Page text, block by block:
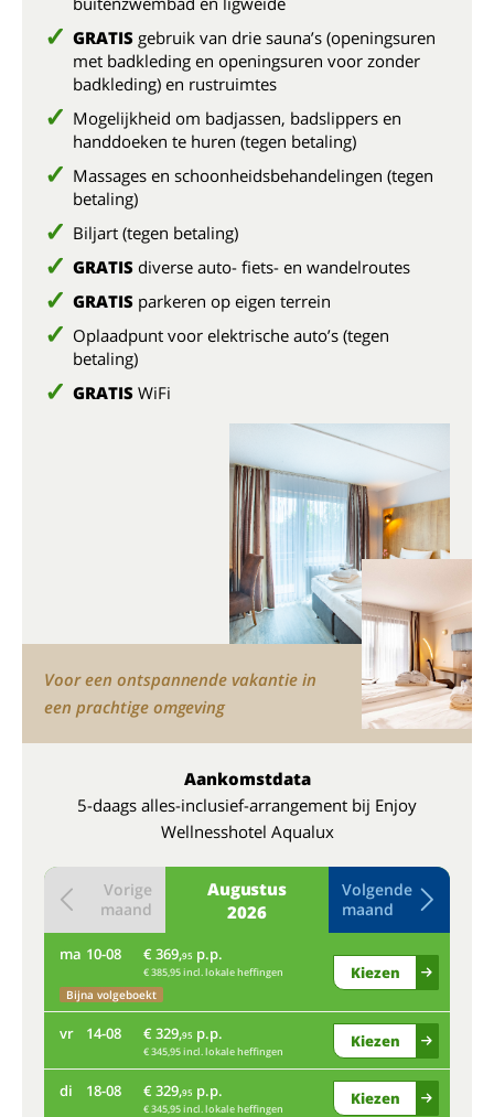
GRATIS gebruik van drie sauna’s (openingsuren
met badkleding en openingsuren voor zonder
badkleding) en rustruimtes
Mogelijkheid om badjassen, badslippers en
handdoeken te huren (tegen betaling)
Massages en schoonheidsbehandelingen (tegen
betaling)
Biljart (tegen betaling)
GRATIS diverse auto- fiets- en wandelroutes
GRATIS parkeren op eigen terrein
Oplaadpunt voor elektrische auto’s (tegen
betaling)
GRATIS WiFi
Voor een ontspannende vakantie in
een prachtige omgeving
Aankomstdata
5-daags alles-inclusief-arrangement bij Enjoy
Wellnesshotel Aqualux
Augustus
2026
Vorige
maand
Volgende
maand
ma 10-08 € 369,95 p.p.
€ 385,95 incl. lokale heffingen
Bijna volgeboekt
Kiezen
vr 14-08 € 329,95 p.p.
€ 345,95 incl. lokale heffingen
Kiezen
di 18-08 € 329,95 p.p.
€ 345,95 incl. lokale heffingen
Kiezen